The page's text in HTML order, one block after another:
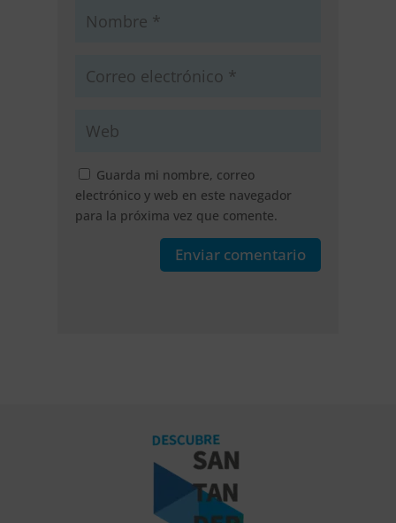
Guarda mi nombre, correo
electrónico y web en este navegador
para la próxima vez que comente.
Enviar comentario